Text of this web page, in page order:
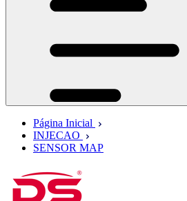
Página Inicial
INJECAO
SENSOR MAP